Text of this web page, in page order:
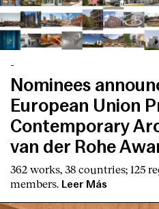
-
Nominees
European Union
Contemporary
van der Rohe
362 works, 38 countries; 125
members.
Leer Más